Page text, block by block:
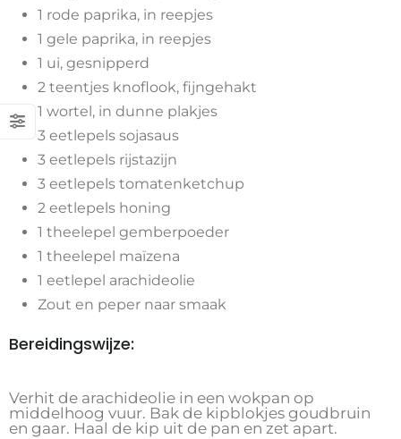
1 rode paprika, in reepjes
1 gele paprika, in reepjes
1 ui, gesnipperd
2 teentjes knoflook, fijngehakt
1 wortel, in dunne plakjes
3 eetlepels sojasaus
3 eetlepels rijstazijn
3 eetlepels tomatenketchup
2 eetlepels honing
1 theelepel gemberpoeder
1 theelepel maïzena
1 eetlepel arachideolie
Zout en peper naar smaak
Bereidingswijze:
Verhit de arachideolie in een wokpan op
middelhoog vuur. Bak de kipblokjes goudbruin
en gaar. Haal de kip uit de pan en zet apart.